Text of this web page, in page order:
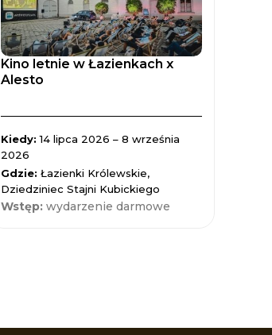
Kino letnie w Łazienkach x
Alesto
Kiedy:14 lipca 2026 – 8 września
2026
Gdzie: Łazienki Królewskie,
Dziedziniec Stajni Kubickiego
Wstęp: wydarzenie darmowe